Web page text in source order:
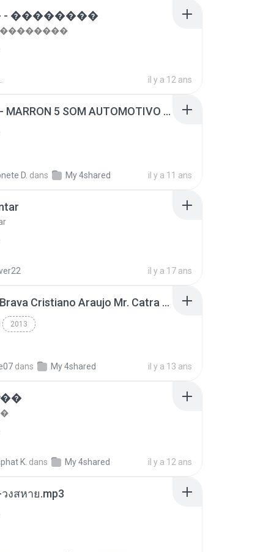
- ��������
��������
il y a 12 ans
SUGAR - MARRON 5 SOM AUTOMOTIVO (DJ COTONETE BHZ).mp3
D. dans My 4shared il y a 11 ans
il y a 17 ans
Thiago Brava Cristiano Araujo Mr. Catra - Ta Soltinha.mp3
2013
dans My 4shared il y a 13 ans
K. dans My 4shared il y a 12 ans
งสหาย.mp3